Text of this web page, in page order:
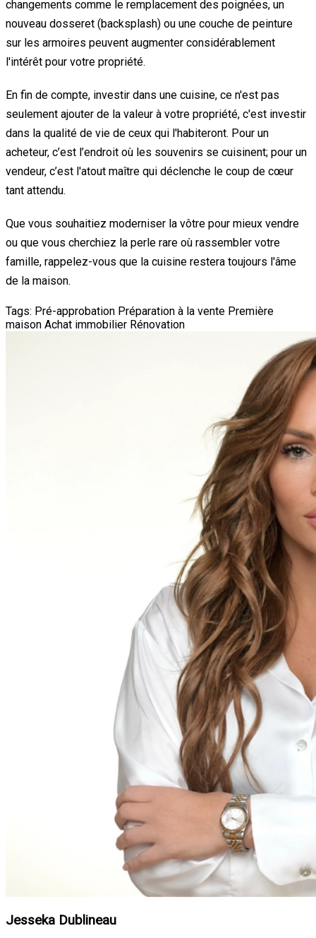
changements comme le remplacement des poignées, un
nouveau dosseret (backsplash) ou une couche de peinture
sur les armoires peuvent augmenter considérablement
l'intérêt pour votre propriété.
En fin de compte, investir dans une cuisine, ce n'est pas
seulement ajouter de la valeur à votre propriété, c'est investir
dans la qualité de vie de ceux qui l'habiteront. Pour un
acheteur, c’est l’endroit où les souvenirs se cuisinent; pour un
vendeur, c’est l'atout maître qui déclenche le coup de cœur
tant attendu.
Que vous souhaitiez moderniser la vôtre pour mieux vendre
ou que vous cherchiez la perle rare où rassembler votre
famille, rappelez-vous que la cuisine restera toujours l'âme
de la maison.
Tags: Pré-approbation Préparation à la vente Première
maison Achat immobilier Rénovation
Jesseka Dublineau